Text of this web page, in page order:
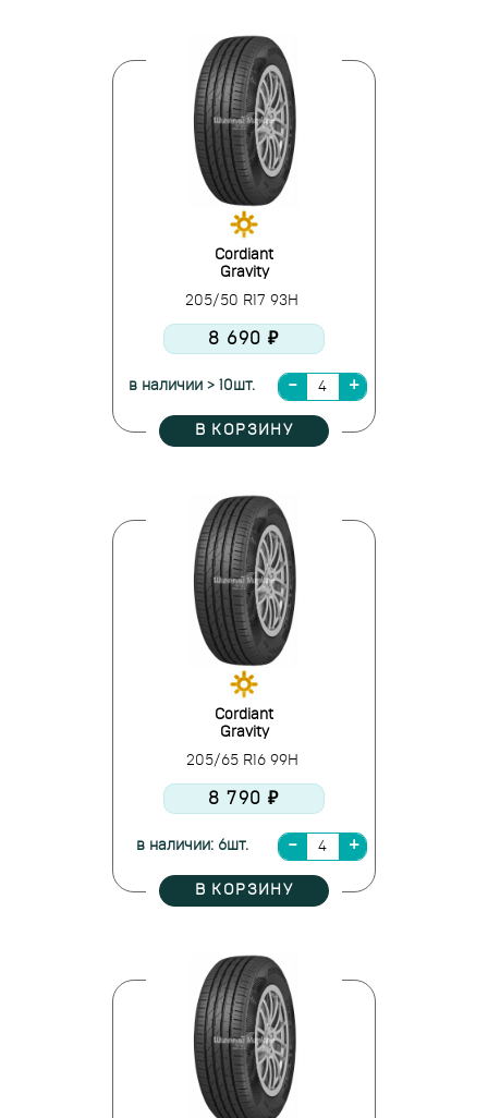
Cordiant
Gravity
205/50 R17 93H
8 690 ₽
в наличии > 10шт.
В КОРЗИНУ
Cordiant
Gravity
205/65 R16 99H
8 790 ₽
в наличии: 6шт.
В КОРЗИНУ